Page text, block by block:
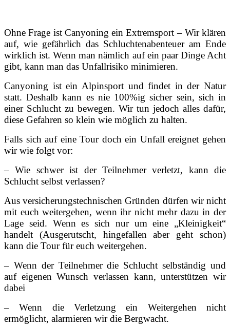
Ohne Frage ist Canyoning ein Extremsport – Wir klären
auf, wie gefährlich das Schluchtenabenteuer am Ende
wirklich ist. Wenn man nämlich auf ein paar Dinge Acht
gibt, kann man das Unfallrisiko minimieren.
Canyoning ist ein Alpinsport und findet in der Natur
statt. Deshalb kann es nie 100%ig sicher sein, sich in
einer Schlucht zu bewegen. Wir tun jedoch alles dafür,
diese Gefahren so klein wie möglich zu halten.
Falls sich auf eine Tour doch ein Unfall ereignet gehen
wir wie folgt vor:
– Wie schwer ist der Teilnehmer verletzt, kann die
Schlucht selbst verlassen?
Aus versicherungstechnischen Gründen dürfen wir nicht
mit euch weitergehen, wenn ihr nicht mehr dazu in der
Lage seid. Wenn es sich nur um eine „Kleinigkeit“
handelt (Ausgerutscht, hingefallen aber geht schon)
kann die Tour für euch weitergehen.
– Wenn der Teilnehmer die Schlucht selbständig und
auf eigenen Wunsch verlassen kann, unterstützen wir
dabei
– Wenn die Verletzung ein Weitergehen nicht
ermöglicht, alarmieren wir die Bergwacht.